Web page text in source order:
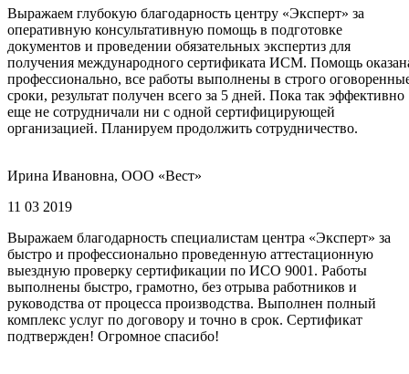
Выражаем глубокую благодарность центру «Эксперт» за
оперативную консультативную помощь в подготовке
документов и проведении обязательных экспертиз для
получения международного сертификата ИСМ. Помощь
профессионально, все работы выполнены в строго
сроки, результат получен всего за 5 дней. Пока так эффективно
еще не сотрудничали ни с одной сертифицирующей
организацией. Планируем продолжить сотрудничество.
Ирина Ивановна, ООО «Вест»
11 03 2019
Выражаем благодарность специалистам центра «Эксперт» за
быстро и профессионально проведенную аттестационную
выездную проверку сертификации по ИСО 9001. Работы
выполнены быстро, грамотно, без отрыва работников и
руководства от процесса производства. Выполнен полный
комплекс услуг по договору и точно в срок. Сертификат
подтвержден! Огромное спасибо!